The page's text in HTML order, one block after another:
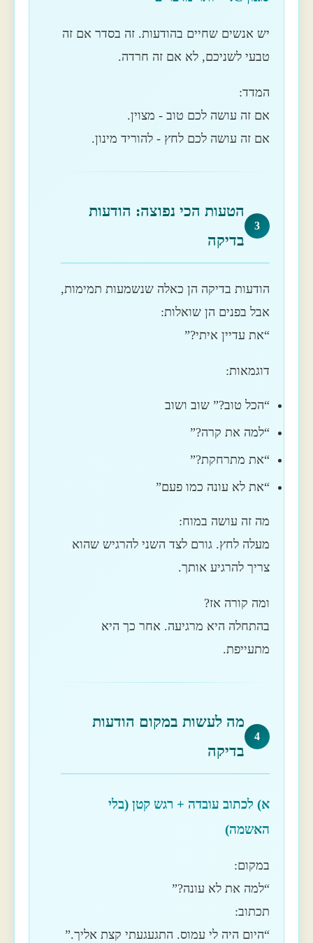
יש אנשים שחיים בהודעות. זה בסדר אם זה
טבעי לשניכם, לא אם זה חרדה.
המדד:
אם זה עושה לכם טוב - מצוין.
אם זה עושה לכם לחץ - להוריד מינון.
3
הטעות הכי נפוצה: הודעות
בדיקה
הודעות בדיקה הן כאלה שנשמעות תמימות,
אבל בפנים הן שואלות:
“את עדיין איתי?”
דוגמאות:
“הכל טוב?” שוב ושוב
“למה את קרה?”
“את מתרחקת?”
“את לא עונה כמו פעם”
מה זה עושה במוח:
מעלה לחץ. גורם לצד השני להרגיש שהוא
צריך להרגיע אותך.
ומה קורה אז?
בהתחלה היא מרגיעה. אחר כך היא
מתעייפת.
4
מה לעשות במקום הודעות
בדיקה
א) לכתוב עובדה + רגש קטן (בלי
האשמה)
במקום:
“למה את לא עונה?”
תכתוב:
“היום היה לי עמוס. התגעגעתי קצת אליך.”